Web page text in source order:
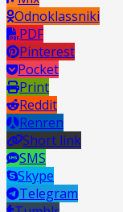
Odnoklassniki
PDF
Pinterest
Pocket
Print
Reddit
Renren
Short link
SMS
Skype
Telegram